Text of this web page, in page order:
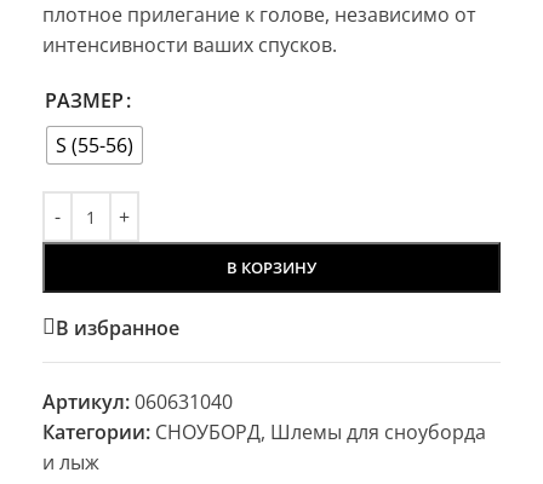
плотное прилегание к голове, независимо от
интенсивности ваших спусков.
РАЗМЕР
S (55-56)
В КОРЗИНУ
В избранное
Артикул:060631040
Категории: СНОУБОРД, Шлемы для сноуборда
и лыж